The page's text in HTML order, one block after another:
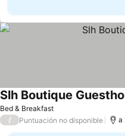
Bed & Breakfast
Slh Boutique
/ Puntuación no disponible a